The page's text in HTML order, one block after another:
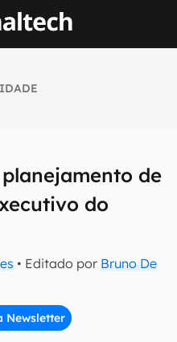
de
do
• Editado por Bruno De
Newsletter
em primeira
se
com os Termos de
do Canaltech.